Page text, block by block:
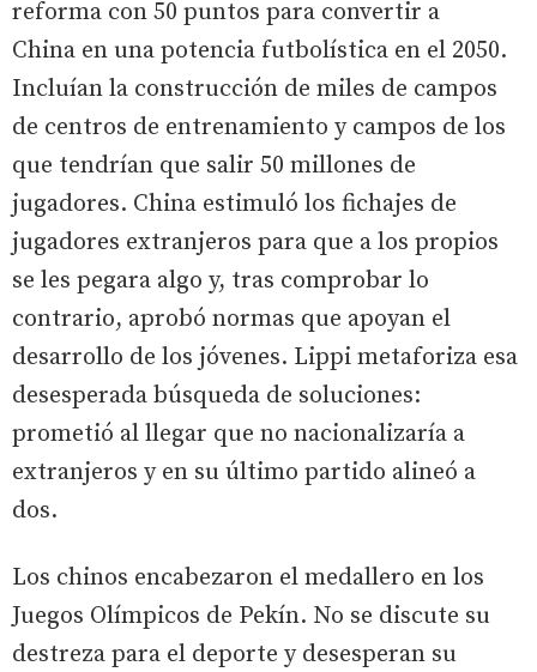
reforma con 50 puntos para convertir a
China en una potencia futbolística en el 2050.
Incluían la construcción de miles de campos
de centros de entrenamiento y campos de los
que tendrían que salir 50 millones de
jugadores. China estimuló los fichajes de
jugadores extranjeros para que a los propios
se les pegara algo y, tras comprobar lo
contrario, aprobó normas que apoyan el
desarrollo de los jóvenes. Lippi metaforiza esa
desesperada búsqueda de soluciones:
prometió al llegar que no nacionalizaría a
extranjeros y en su último partido alineó a
dos.
Los chinos encabezaron el medallero en los
Juegos Olímpicos de Pekín. No se discute su
destreza para el deporte y desesperan su